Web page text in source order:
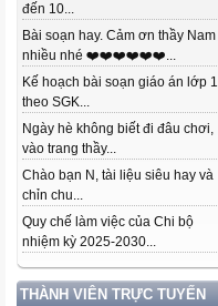
đến 10...
Bài soạn hay. Cảm ơn thầy Nam
nhiều nhé ❤️❤️❤️❤️❤️❤️...
Kế hoạch bài soạn giáo án lớp 1
theo SGK...
Ngày hè không biết đi đâu chơi,
vào trang thầy...
Chào bạn N, tài liệu siêu hay và
chỉn chu...
Quy chế làm việc của Chi bộ
nhiệm kỳ 2025-2030...
THÀNH VIÊN TRỰC TUYẾN